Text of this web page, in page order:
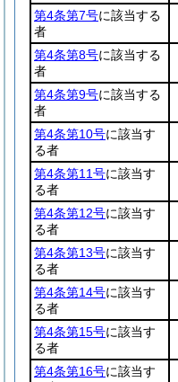
第4条第7号に該当する
者
第4条第8号に該当する
者
第4条第9号に該当する
者
第4条第10号に該当す
る者
第4条第11号に該当す
る者
第4条第12号に該当す
る者
第4条第13号に該当す
る者
第4条第14号に該当す
る者
第4条第15号に該当す
る者
第4条第16号に該当す